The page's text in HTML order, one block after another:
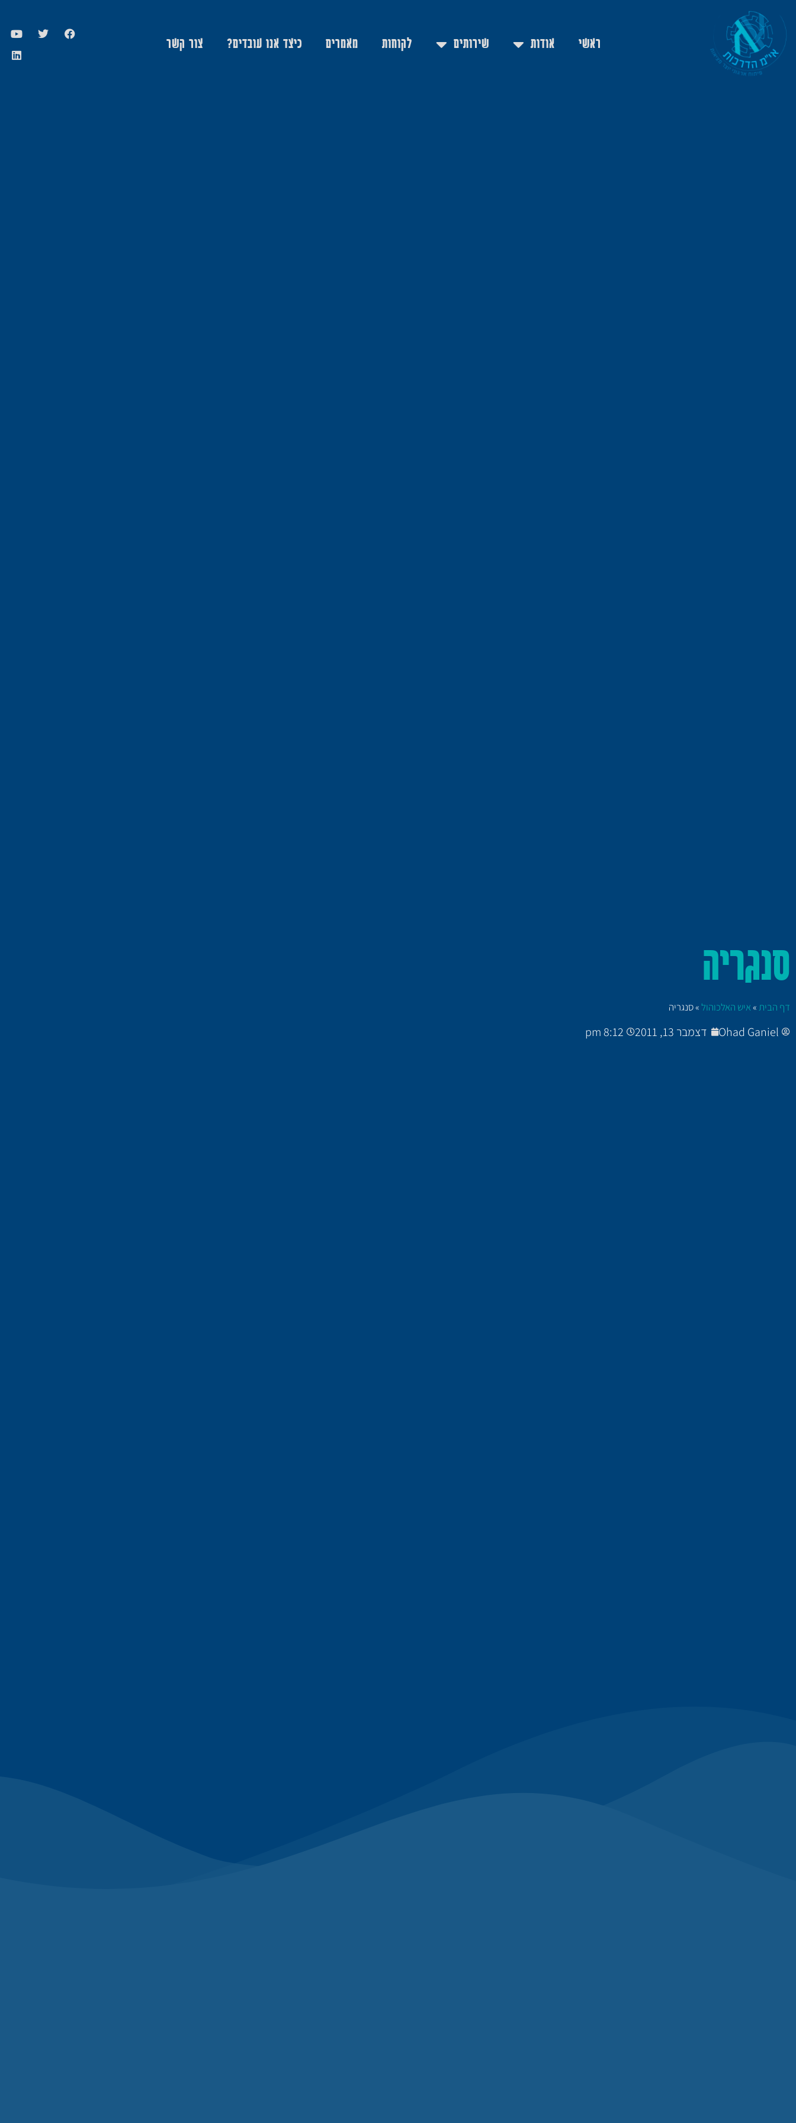
ראשי אודות שירותים לקוחות מאמרים כיצד אנו עובדים? צור קשר
סנגריה
דף הבית»איש האלכוהול»סנגריה
Ohad Ganiel דצמבר 13, 2011 8:12 pm